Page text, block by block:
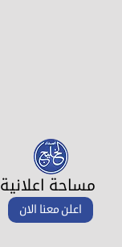
مساحة اعلانية
اعلن معنا الان